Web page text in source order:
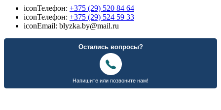
iconТелефон: +375 (29) 520 84 64
iconТелефон: +375 (29) 524 59 33
iconEmail: blyzka.by@mail.ru